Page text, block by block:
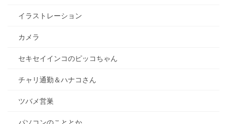
イラストレーション
カメラ
セキセイインコのピッコちゃん
チャリ通勤＆ハナコさん
ツバメ営巣